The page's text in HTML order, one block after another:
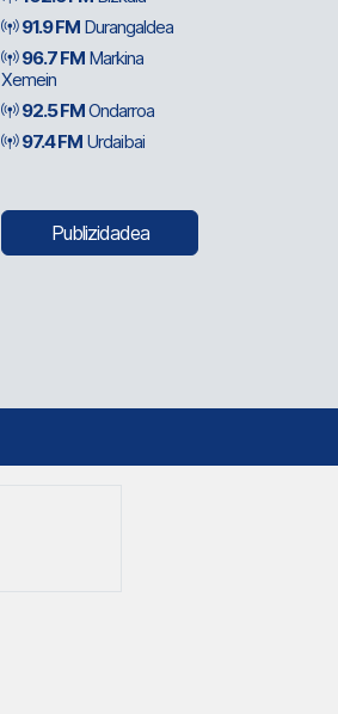
91.9 FM Durangaldea
96.7 FM Markina
Xemein
92.5 FMOndarroa
97.4 FM Urdaibai
Publizidadea